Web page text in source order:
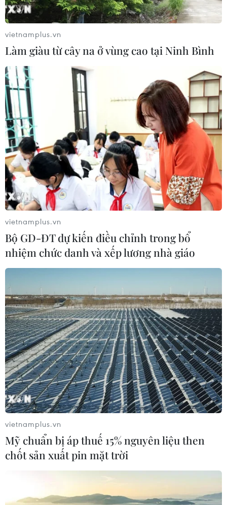
vietnamplus.vn
Làm giàu từ cây na ở vùng cao tại Ninh Bình
vietnamplus.vn
Bộ GD-ĐT dự kiến điều chỉnh trong bổ
nhiệm chức danh và xếp lương nhà giáo
vietnamplus.vn
Mỹ chuẩn bị áp thuế 15% nguyên liệu then
chốt sản xuất pin mặt trời